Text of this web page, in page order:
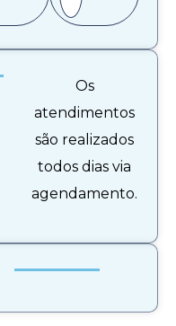
Os
atendimentos
são realizados
todos dias via
agendamento.